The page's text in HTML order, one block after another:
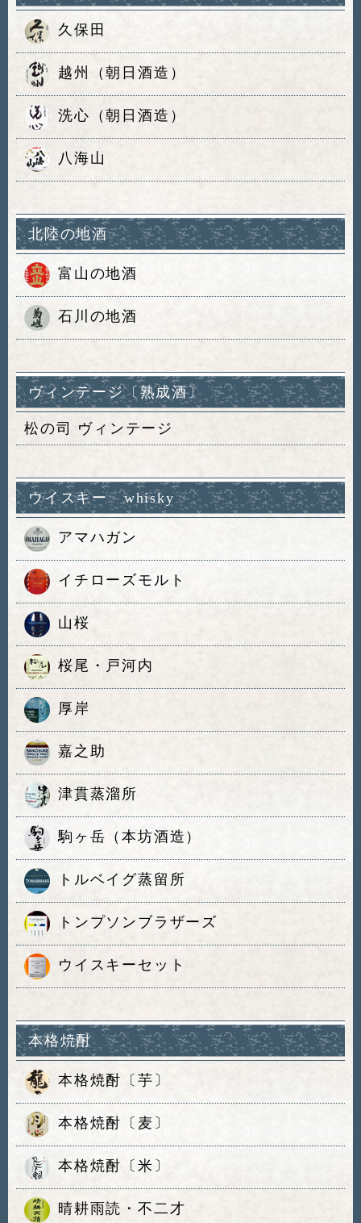
久保田
越州（朝日酒造）
洗心（朝日酒造）
八海山
北陸の地酒
富山の地酒
石川の地酒
ヴィンテージ〔熟成酒〕
松の司 ヴィンテージ
ウイスキー whisky
アマハガン
イチローズモルト
山桜
桜尾・戸河内
厚岸
嘉之助
津貫蒸溜所
駒ヶ岳（本坊酒造）
トルベイグ蒸留所
トンプソンブラザーズ
ウイスキーセット
本格焼酎
本格焼酎〔芋〕
本格焼酎〔麦〕
本格焼酎〔米〕
晴耕雨読・不二才